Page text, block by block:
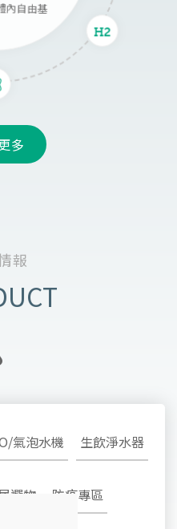
內自由基
多
報
氣泡水機 生飲淨水器
選物 防疫專區